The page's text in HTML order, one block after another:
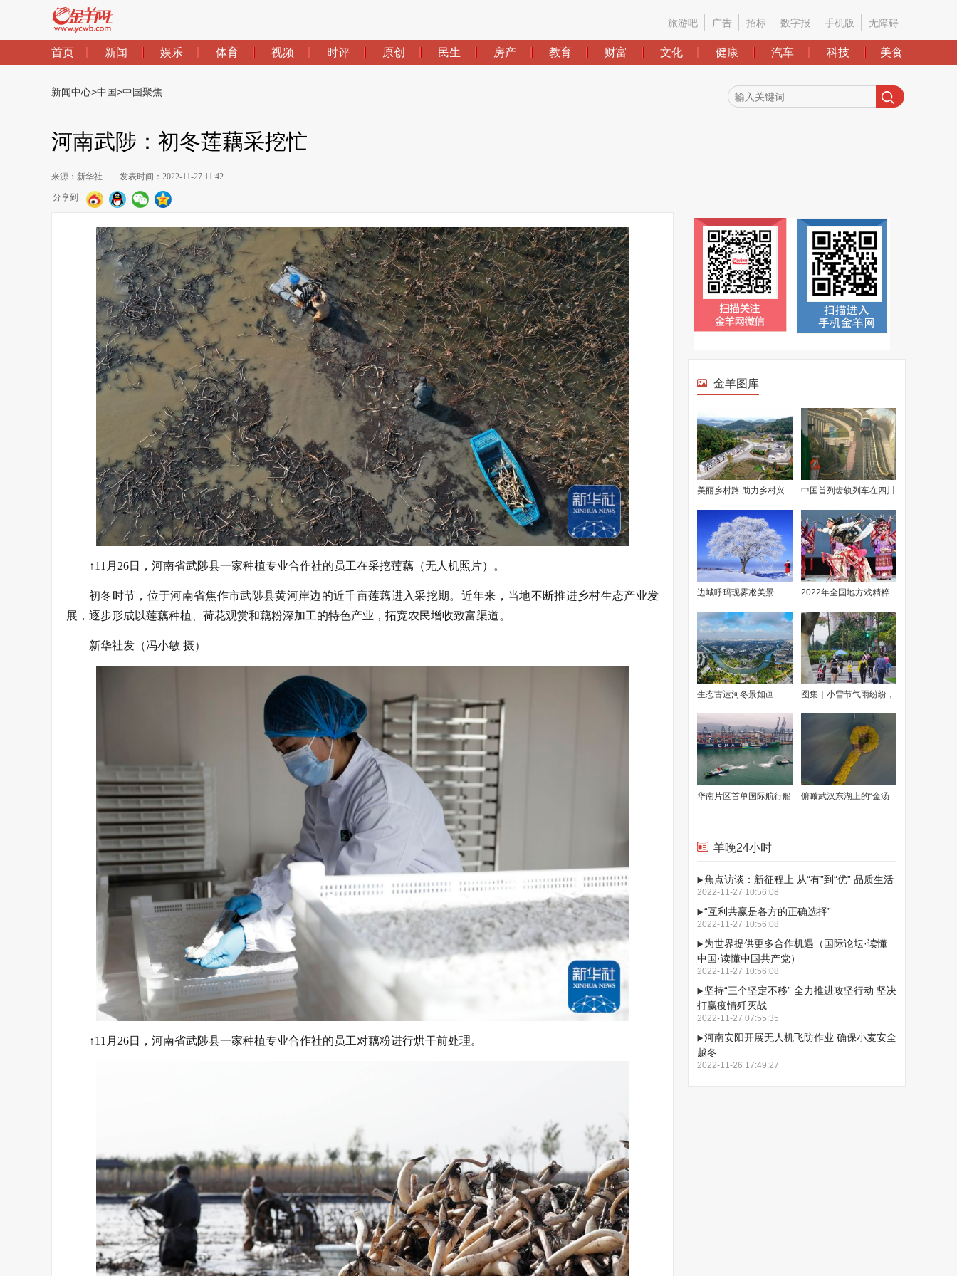
旅游吧 广告 招标 数字报 手机版 无障碍
首页 新闻 娱乐 体育 视频 时评 原创 民生 房产 教育 财富 文化 健康 汽车 科技 美食
新闻中心>中国>中国聚焦
河南武陟：初冬莲藕采挖忙
来源：新华社 发表时间：2022-11-27 11:42
分享到
↑11月26日，河南省武陟县一家种植专业合作社的员工在采挖莲藕（无人机照片）。
初冬时节，位于河南省焦作市武陟县黄河岸边的近千亩莲藕进入采挖期。近年来，当地不断推进乡村生态产业发
展，逐步形成以莲藕种植、荷花观赏和藕粉深加工的特色产业，拓宽农民增收致富渠道。
新华社发（冯小敏 摄）
↑11月26日，河南省武陟县一家种植专业合作社的员工对藕粉进行烘干前处理。
金羊图库
美丽乡村路 助力乡村兴 中国首列齿轨列车在四川
资阳下线
边城呼玛现雾凇美景 2022年全国地方戏精粹
展演在南宁开幕
生态古运河冬景如画 图集｜小雪节气雨纷纷，
广州降雨又降温
华南片区首单国际航行船 俯瞰武汉东湖上的“金汤
羊晚24小时
焦点访谈：新征程上 从“有”到“优” 品质生活
2022-11-27 10:56:08
“互利共赢是各方的正确选择”
2022-11-27 10:56:08
为世界提供更多合作机遇（国际论坛·读懂
中国·读懂中国共产党）
2022-11-27 10:56:08
坚持“三个坚定不移” 全力推进攻坚行动 坚决
打赢疫情歼灭战
2022-11-27 07:55:35
河南安阳开展无人机飞防作业 确保小麦安全
越冬
2022-11-26 17:49:27